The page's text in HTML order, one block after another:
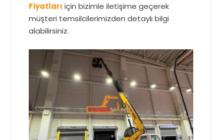
Fiyatları için bizimle iletişime geçerek
müşteri temsilcilerimizden detaylı bilgi
alabilirsiniz.